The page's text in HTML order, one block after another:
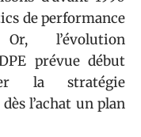
de performance
l’évolution
prévue début
la stratégie
l’achat un plan